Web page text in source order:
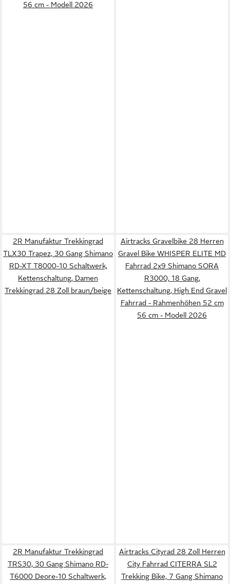
56 cm - Modell 2026
2R Manufaktur Trekkingrad
TLX30 Trapez, 30 Gang Shimano
RD-XT T8000-10 Schaltwerk,
Kettenschaltung, Damen
Trekkingrad 28 Zoll braun/beige
Airtracks Gravelbike 28 Herren
Gravel Bike WHISPER ELITE MD
Fahrrad 2x9 Shimano SORA
R3000, 18 Gang,
Kettenschaltung, High End Gravel
Fahrrad - Rahmenhöhen 52 cm
56 cm - Modell 2026
2R Manufaktur Trekkingrad
TRS30, 30 Gang Shimano RD-
T6000 Deore-10 Schaltwerk,
Airtracks Cityrad 28 Zoll Herren
City Fahrrad CITERRA SL2
Trekking Bike, 7 Gang Shimano